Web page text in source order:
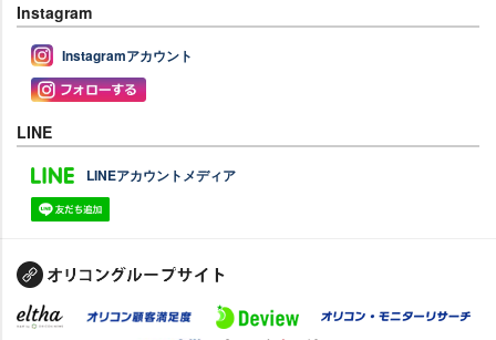
Instagram
Instagramアカウント
LINE
LINEアカウントメディア